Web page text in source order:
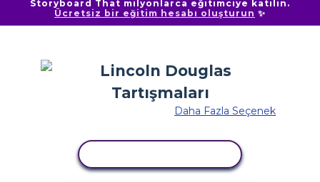
Storyboard That milyonlarca eğitimciye katılın.
Ücretsiz bir eğitim hesabı oluşturun ✨
Daha Fazla Seçenek